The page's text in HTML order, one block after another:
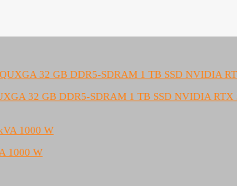
32 GB DDR5-SDRAM 1 TB SSD NVIDIA RTX
1000 W